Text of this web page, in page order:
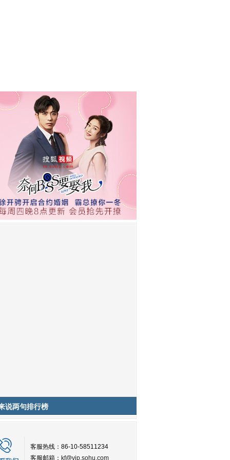
说两句排行榜
客服热线：86-10-58511234
客服邮箱： kf@vip.sohu.com